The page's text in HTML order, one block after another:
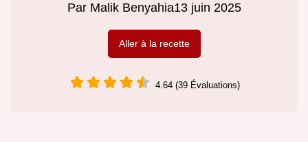
Par Malik Benyahia13 juin 2025
Aller à la recette
4.64 (39 Évaluations)